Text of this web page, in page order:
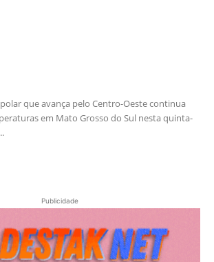
que avança pelo Centro-Oeste continua
em Mato Grosso do Sul nesta quinta-
Publicidade